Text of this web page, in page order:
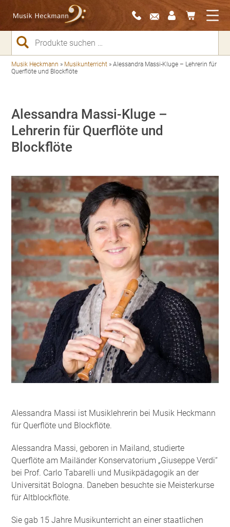
Suchen
nach:
Musik Heckmann » Musikunterricht »Alessandra Massi-Kluge – Lehrerin für
Querflöte und Blockflöte
Alessandra Massi-Kluge –
Lehrerin für Querflöte und
Blockflöte
Alessandra Massi ist Musiklehrerin bei Musik Heckmann
für Querflöte und Blockflöte.
Alessandra Massi, geboren in Mailand, studierte
Querflöte am Mailänder Konservatorium „Giuseppe Verdi“
bei Prof. Carlo Tabarelli und Musikpädagogik an der
Universität Bologna. Daneben besuchte sie Meisterkurse
für Altblockflöte.
Sie gab 15 Jahre Musikunterricht an einer staatlichen